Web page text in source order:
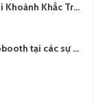
Year End Party 2025 – Khi Khoảnh Khắc Trở Thành Dấu Ấn | Gói Ưu Đãi Tháng 12 Từ YCN Media
Xu hướng chụp ảnh photobooth tại các sự kiện hiện nay